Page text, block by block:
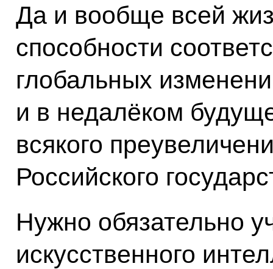
Да и вообще всей
способности
глобальных
и в недалёком
всякого
Российского
Нужно обязательно
искусственного